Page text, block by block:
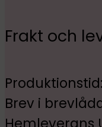
Frakt och
Brev i